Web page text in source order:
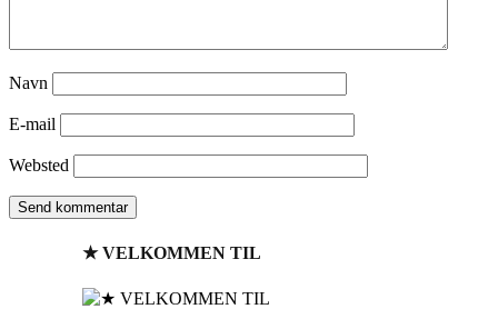
Navn
E-mail
Websted
★ VELKOMMEN TIL